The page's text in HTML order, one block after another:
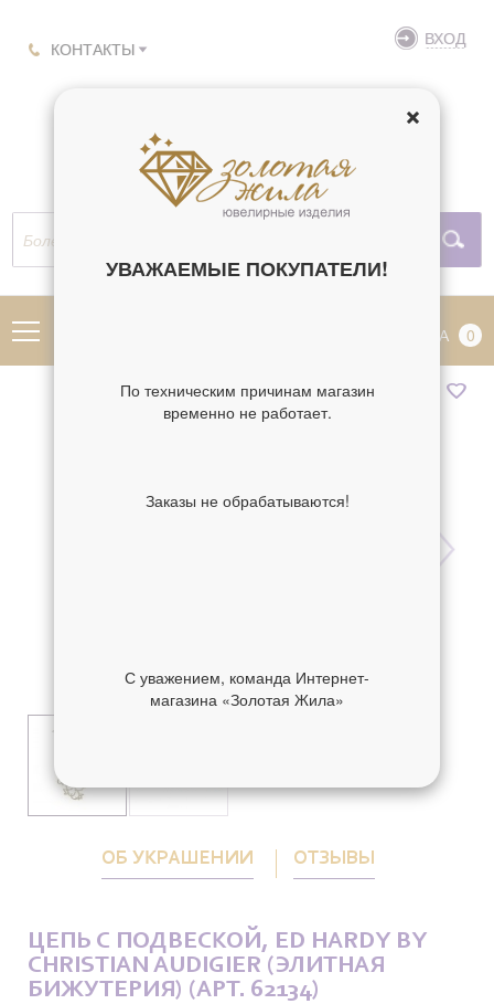
КОНТАКТЫ ВХОД
КОРЗИНА 0
ОБ УКРАШЕНИИ ОТЗЫВЫ
ЦЕПЬ С ПОДВЕСКОЙ, ED HARDY BY
CHRISTIAN AUDIGIER (ЭЛИТНАЯ
БИЖУТЕРИЯ) (АРТ. 62134)
УВАЖАЕМЫЕ ПОКУПАТЕЛИ!
По техническим причинам магазин
временно не работает.
Заказы не обрабатываются!
С уважением, команда Интернет-
магазина «Золотая Жила»